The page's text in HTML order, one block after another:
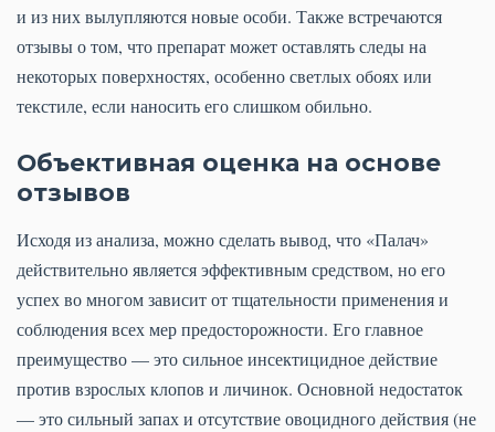
и из них вылупляются новые особи. Также встречаются
отзывы о том, что препарат может оставлять следы на
некоторых поверхностях, особенно светлых обоях или
текстиле, если наносить его слишком обильно.
Объективная оценка на основе
отзывов
Исходя из анализа, можно сделать вывод, что «Палач»
действительно является эффективным средством, но его
успех во многом зависит от тщательности применения и
соблюдения всех мер предосторожности. Его главное
преимущество — это сильное инсектицидное действие
против взрослых клопов и личинок. Основной недостаток
— это сильный запах и отсутствие овоцидного действия (не